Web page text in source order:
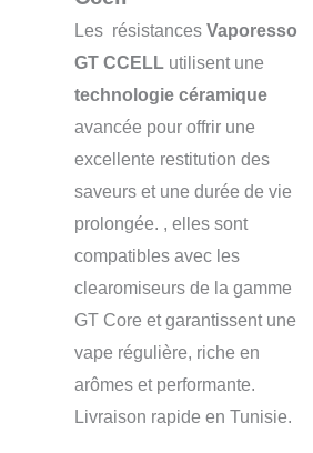
Les résistances Vaporesso
GT CCELLutilisent une
technologie céramique
avancée pour offrir une
excellente restitution des
saveurs et une durée de vie
prolongée. , elles sont
compatibles avec les
clearomiseurs de la gamme
GT Core et garantissent une
vape régulière, riche en
arômes et performante.
Livraison rapide en Tunisie.